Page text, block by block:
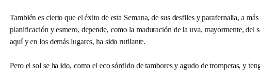
También es cierto que el éxito de esta Semana, de sus desfiles y parafernalia, a más
planificación y esmero, depende, como la maduración de la uva, mayormente, del
aquí y en los demás lugares, ha sido rutilante.
Pero el sol se ha ido, como el eco sórdido de tambores y agudo de trompetas, y